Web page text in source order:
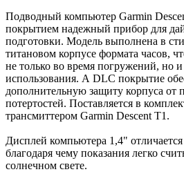
Подводный компьютер Garmin
покрытием надежный прибор для
подготовки. Модель выполнена в
титановом корпусе формата часов,
не только во время погружений, но
использования. А DLC покрытие
дополнительную защиту корпуса от
потертостей. Поставляется в
трансмиттером Garmin Descent T1.
Дисплей компьютера 1,4"
благодаря чему показания легко
солнечном свете.